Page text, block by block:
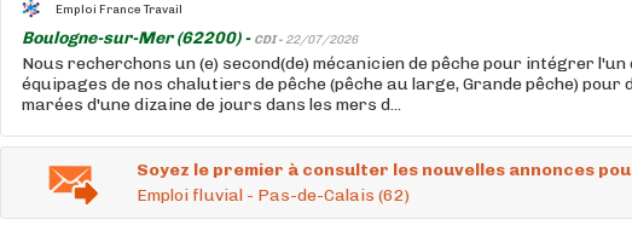
Emploi France Travail
Boulogne-sur-Mer (62200) - CDI - 22/07/2026
Nous recherchons un (e) second(de) mécanicien de pêche pour intégrer l'un
équipages de nos chalutiers de pêche (pêche au large, Grande pêche) pour
marées d'une dizaine de jours dans les mers d...
Soyez le premier à consulter les nouvelles annonces
Emploi fluvial - Pas-de-Calais (62)